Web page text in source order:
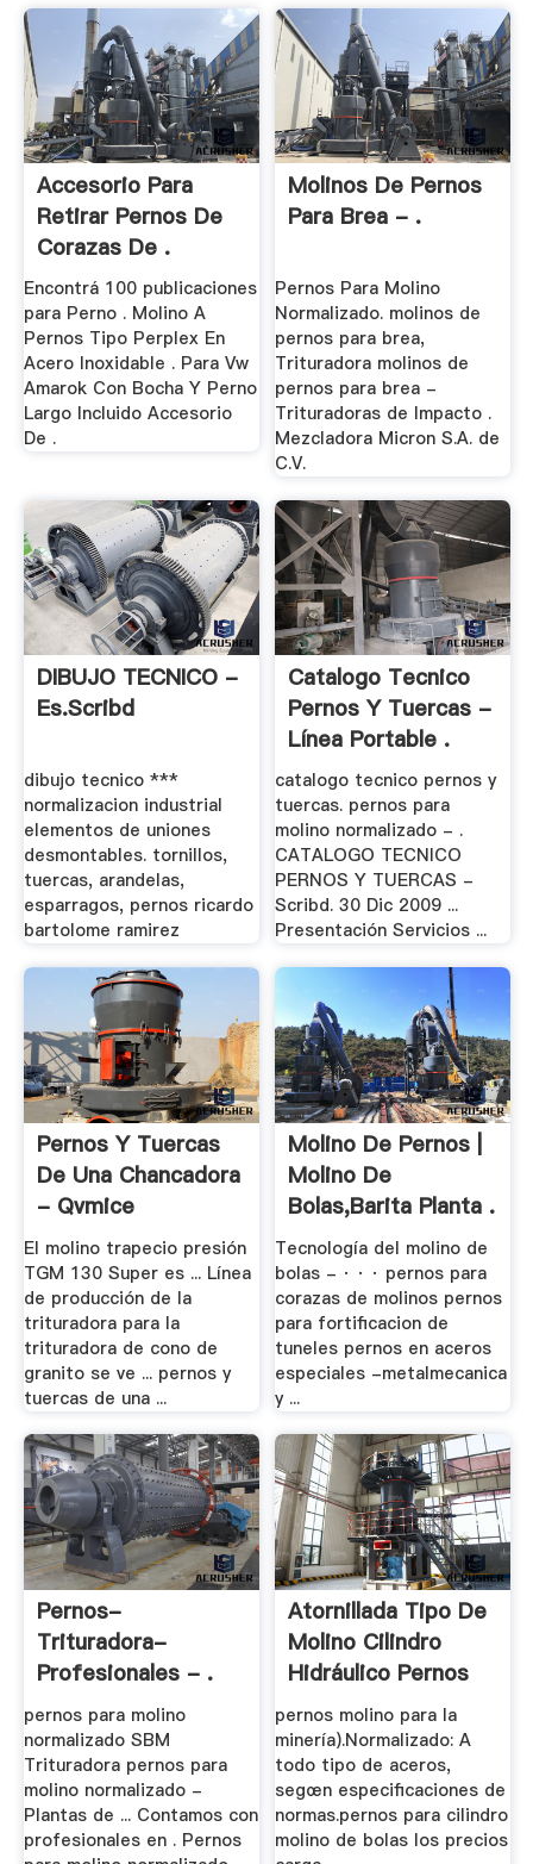
Accesorio Para
Retirar Pernos De
Corazas De .
Encontrá 100 publicaciones
para Perno . Molino A
Pernos Tipo Perplex En
Acero Inoxidable . Para Vw
Amarok Con Bocha Y Perno
Largo Incluido Accesorio
De .
Molinos De Pernos
Para Brea - .
Pernos Para Molino
Normalizado. molinos de
pernos para brea,
Trituradora molinos de
pernos para brea -
Trituradoras de Impacto .
Mezcladora Micron S.A. de
C.V.
DIBUJO TECNICO -
Es.scribd
dibujo tecnico ***
normalizacion industrial
elementos de uniones
desmontables. tornillos,
tuercas, arandelas,
esparragos, pernos ricardo
bartolome ramirez
Catalogo Tecnico
Pernos Y Tuercas -
Línea Portable .
catalogo tecnico pernos y
tuercas. pernos para
molino normalizado - .
CATALOGO TECNICO
PERNOS Y TUERCAS -
Scribd. 30 Dic 2009 ...
Presentación Servicios ...
Pernos Y Tuercas
De Una Chancadora
- Qvmice
El molino trapecio presión
TGM 130 Super es ... Línea
de producción de la
trituradora para la
trituradora de cono de
granito se ve ... pernos y
tuercas de una ...
Molino De Pernos |
Molino De
Bolas,Barita Planta .
Tecnología del molino de
bolas - · · · pernos para
corazas de molinos pernos
para fortificacion de
tuneles pernos en aceros
especiales -metalmecanica
y ...
Pernos-
Trituradora-
Profesionales - .
pernos para molino
normalizado SBM
Trituradora pernos para
molino normalizado -
Plantas de ... Contamos con
profesionales en . Pernos
Atornillada Tipo De
Molino Cilindro
Hidráulico Pernos
pernos molino para la
minería).Normalizado: A
todo tipo de aceros,
segœn especificaciones de
normas.pernos para cilindro
molino de bolas los precios